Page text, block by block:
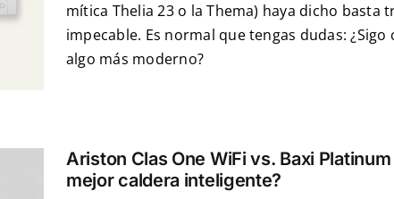
mítica Thelia 23 o la Thema) haya dicho basta
impecable. Es normal que tengas dudas: ¿Sigo
algo más moderno?
Ariston Clas One WiFi vs. Baxi
mejor caldera inteligente?